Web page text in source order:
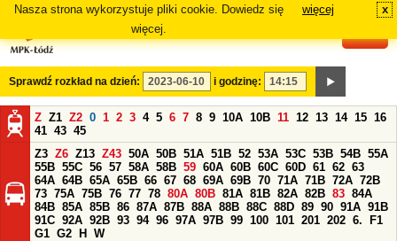
Nasza strona wykorzystuje pliki cookie. Dowiedz się
więcej.
więcej x
Sprawdź rozkład na dzień: i godzinę:
Z Z1 Z2 0 1 2 3 4 5 6 7 8 9 10A 10B 11 12 13 14 15 16
41 43 45
Z3 Z6 Z13 Z43 50A 50B 51A 51B 52 53A 53C 53B 54B 55A
55B 55C 56 57 58A 58B 59 60A 60B 60C 60D 61 62 63
64A 64B 65A 65B 66 67 68 69A 69B 70 71A 71B 72A 72B
73 75A 75B 76 77 78 80A 80B 81A 81B 82A 82B 83 84A
84B 85A 85B 86 87A 87B 88A 88B 88C 88D 89 90 91A 91B
91C 92A 92B 93 94 96 97A 97B 99 100 101 201 202 6.
F1
G1 G2 H
W